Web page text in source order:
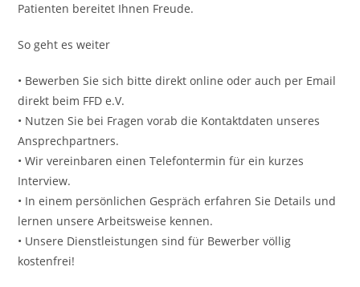
Patienten bereitet Ihnen Freude.
So geht es weiter
• Bewerben Sie sich bitte direkt online oder auch per Email
direkt beim FFD e.V.
• Nutzen Sie bei Fragen vorab die Kontaktdaten unseres
Ansprechpartners.
• Wir vereinbaren einen Telefontermin für ein kurzes
Interview.
• In einem persönlichen Gespräch erfahren Sie Details und
lernen unsere Arbeitsweise kennen.
• Unsere Dienstleistungen sind für Bewerber völlig
kostenfrei!